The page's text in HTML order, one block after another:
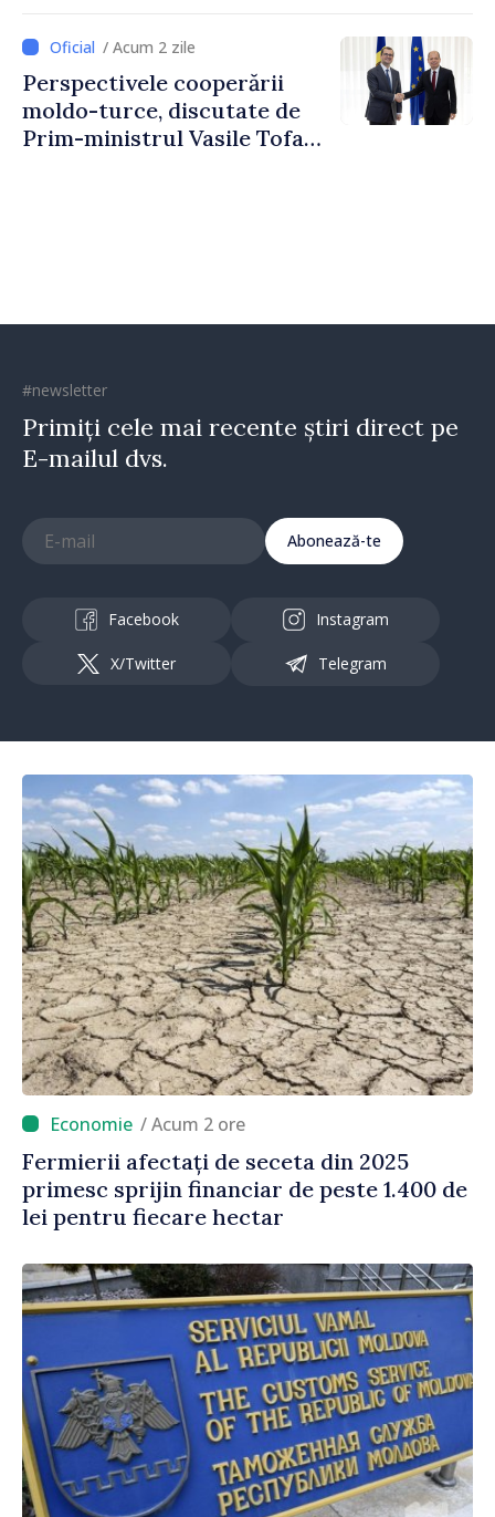
comunitate și toți
moldovenii să prospere”
/ Acum 2 zile
Perspectivele cooperării
moldo-turce, discutate de
Prim-ministrul Vasile Tofan
#newsletter
Primiți cele mai recente știri direct pe
E-mailul dvs.
Abonează-te
Facebook Instagram
X/Twitter Telegram
/ Acum 2 ore
Fermierii afectați de seceta din 2025
primesc sprijin financiar de peste 1.400 de
lei pentru fiecare hectar